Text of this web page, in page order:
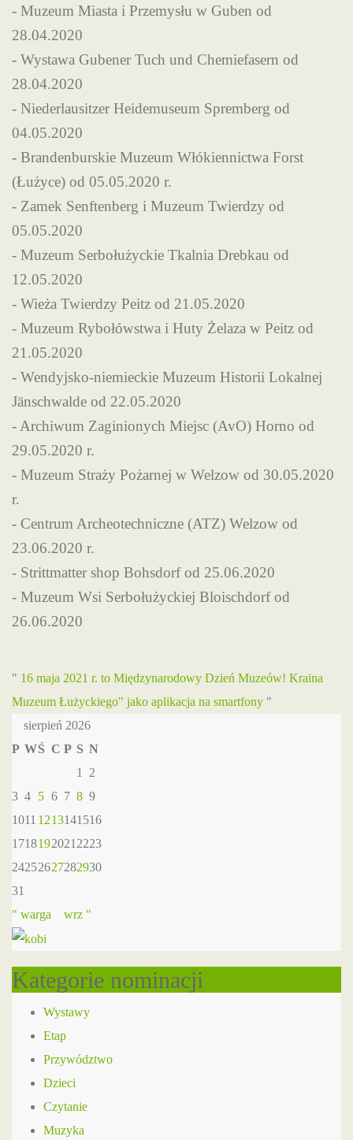
- Muzeum Miasta i Przemysłu w Guben od
28.04.2020
- Wystawa Gubener Tuch und Chemiefasern od
28.04.2020
- Niederlausitzer Heidemuseum Spremberg od
04.05.2020
- Brandenburskie Muzeum Włókiennictwa Forst
(Łużyce) od 05.05.2020 r.
- Zamek Senftenberg i Muzeum Twierdzy od
05.05.2020
- Muzeum Serbołużyckie Tkalnia Drebkau od
12.05.2020
- Wieża Twierdzy Peitz od 21.05.2020
- Muzeum Rybołówstwa i Huty Żelaza w Peitz od
21.05.2020
- Wendyjsko-niemieckie Muzeum Historii Lokalnej
Jänschwalde od 22.05.2020
- Archiwum Zaginionych Miejsc (AvO) Horno od
29.05.2020 r.
- Muzeum Straży Pożarnej w Welzow od 30.05.2020
r.
- Centrum Archeotechniczne (ATZ) Welzow od
23.06.2020 r.
- Strittmatter shop Bohsdorf od 25.06.2020
- Muzeum Wsi Serbołużyckiej Bloischdorf od
26.06.2020
" 16 maja 2021 r. to Międzynarodowy Dzień Muzeów! Kraina
Muzeum Łużyckiego" jako aplikacja na smartfony "
sierpień 2026
P WŚ C P S N
1
2
3 4 5 6 7 8 9
1011 1213141516
1718192021 2223
24252627282930
31
" warga
wrz "
Kategorie nominacji
Wystawy
Etap
Przywództwo
Dzieci
Czytanie
Muzyka